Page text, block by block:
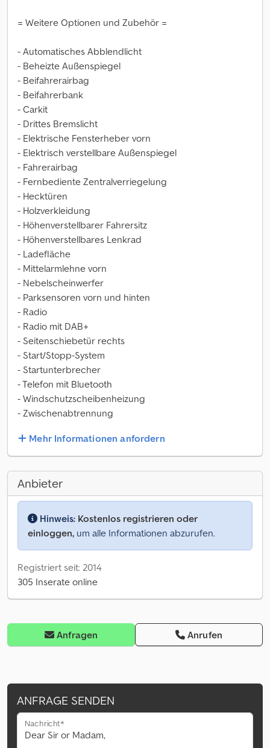
= Weitere Optionen und Zubehör =
- Automatisches Abblendlicht
- Beheizte Außenspiegel
- Beifahrerairbag
- Beifahrerbank
- Carkit
- Drittes Bremslicht
- Elektrische Fensterheber vorn
- Elektrisch verstellbare Außenspiegel
- Fahrerairbag
- Fernbediente Zentralverriegelung
- Hecktüren
- Holzverkleidung
- Höhenverstellbarer Fahrersitz
- Höhenverstellbares Lenkrad
- Ladefläche
- Mittelarmlehne vorn
- Nebelscheinwerfer
- Parksensoren vorn und hinten
- Radio
- Radio mit DAB+
- Seitenschiebetür rechts
- Start/Stopp-System
- Startunterbrecher
- Telefon mit Bluetooth
- Windschutzscheibenheizung
- Zwischenabtrennung
Mehr Informationen anfordern
Anbieter
Hinweis: Kostenlos registrieren oder
einloggen, um alle Informationen abzurufen.
Registriert seit: 2014
305 Inserate online
Anfragen Anrufen
ANFRAGE SENDEN
Nachricht*